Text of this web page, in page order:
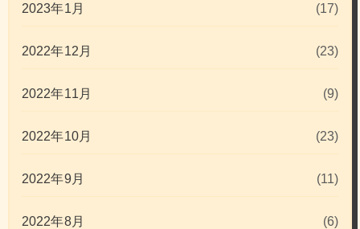
2023年1月 (17)
2022年12月 (23)
2022年11月 (9)
2022年10月 (23)
2022年9月 (11)
2022年8月 (6)